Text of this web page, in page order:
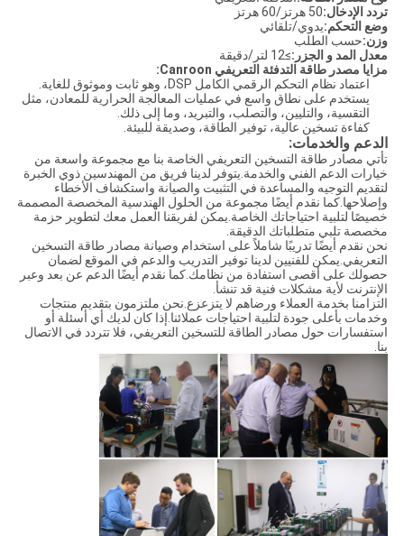
تردد الإدخال:50 هرتز/60 هرتز
وضع التحكم:يدوي/تلقائي
وزن:حسب الطلب
معدل المد و الجزر:≥12 لتر/دقيقة
مزايا مصدر طاقة التدفئة التعريفي Canroon:
اعتماد نظام التحكم الرقمي الكامل DSP، وهو ثابت وموثوق للغاية.
يستخدم على نطاق واسع في عمليات المعالجة الحرارية للمعادن، مثل
التقسية، والتليين، والتصلب، والتبريد، وما إلى ذلك.
كفاءة تسخين عالية، توفير الطاقة، وصديقة للبيئة.
الدعم والخدمات:
تأتي مصادر طاقة التسخين التعريفي الخاصة بنا مع مجموعة واسعة من
خيارات الدعم الفني والخدمة.يتوفر لدينا فريق من المهندسين ذوي الخبرة
لتقديم التوجيه والمساعدة في التثبيت والصيانة واستكشاف الأخطاء
وإصلاحها.كما نقدم أيضًا مجموعة من الحلول الهندسية المخصصة المصممة
خصيصًا لتلبية احتياجاتك الخاصة.يمكن لفريقنا العمل معك لتطوير حزمة
مخصصة تلبي متطلباتك الدقيقة.
نحن نقدم أيضًا تدريبًا شاملاً على استخدام وصيانة مصادر طاقة التسخين
التعريفي.يمكن للفنيين لدينا توفير التدريب والدعم في الموقع لضمان
حصولك على أقصى استفادة من نظامك.كما نقدم أيضًا الدعم عن بعد وعبر
الإنترنت لأية مشكلات فنية قد تنشأ.
التزامنا بخدمة العملاء ورضاهم لا يتزعزع.نحن ملتزمون بتقديم منتجات
وخدمات بأعلى جودة لتلبية احتياجات عملائنا.إذا كان لديك أي أسئلة أو
استفسارات حول مصادر الطاقة للتسخين التعريفي، فلا تتردد في الاتصال
بنا.